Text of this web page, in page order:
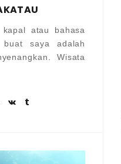
atau bahasa
saya adalah
Wisata